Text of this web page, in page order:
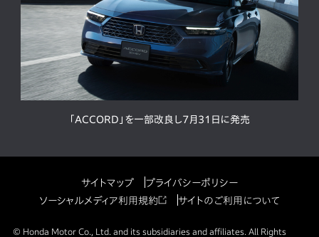
「ACCORD」を一部改良し7月31日に発売
サイトマップ
プライバシーポリシー
ソーシャルメディア利用規約
サイトのご利用について
© Honda Motor Co., Ltd. and its subsidiaries and affiliates. All Rights